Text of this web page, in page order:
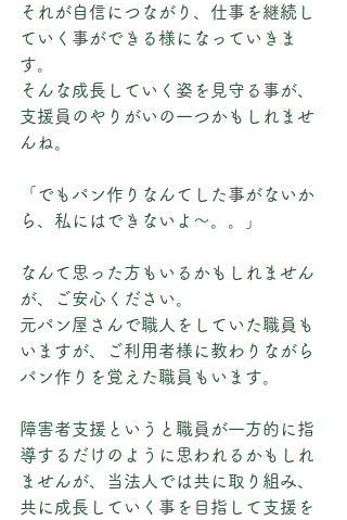
それが自信につながり、仕事を継続し
ていく事ができる様になっていきま
す。
そんな成長していく姿を見守る事が、
支援員のやりがいの一つかもしれませ
んね。
「でもパン作りなんてした事がないか
ら、私にはできないよ～。。」
なんて思った方もいるかもしれません
が、ご安心ください。
元パン屋さんで職人をしていた職員も
いますが、ご利用者様に教わりながら
パン作りを覚えた職員もいます。
障害者支援というと職員が一方的に指
導するだけのように思われるかもしれ
ませんが、当法人では共に取り組み、
共に成長していく事を目指して支援を